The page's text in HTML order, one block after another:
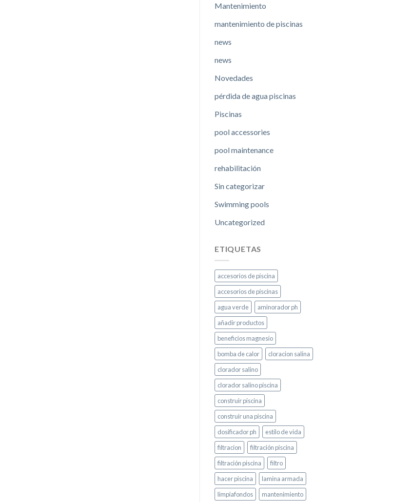
Mantenimiento
mantenimiento de piscinas
news
news
Novedades
pérdida de agua piscinas
Piscinas
pool accessories
pool maintenance
rehabilitación
Sin categorizar
Swimming pools
Uncategorized
ETIQUETAS
accesorios de piscina
accesorios de piscinas
agua verde
aminorador ph
añadir productos
beneficios magnesio
bomba de calor
cloracion salina
clorador salino
clorador salino piscina
construir piscina
construir una piscina
dosificador ph
estilo de vida
filtracion
filtración piscina
filtración piscina
filtro
hacer piscina
lamina armada
limpiafondos
mantenimiento